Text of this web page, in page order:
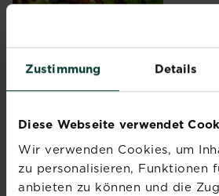
Zustimmung Details
Diese Webseite verwendet
Wir verwenden Cookies, um
zu personalisieren, Funktionen
anbieten zu können und die
Blattlaus